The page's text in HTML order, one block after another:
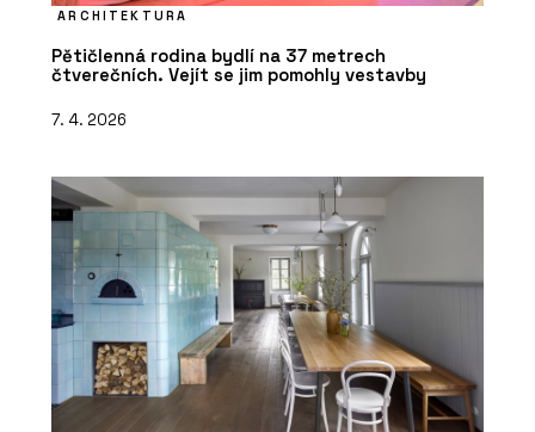
ARCHITEKTURA
Pětičlenná rodina bydlí na 37 metrech
čtverečních. Vejít se jim pomohly vestavby
7. 4. 2026